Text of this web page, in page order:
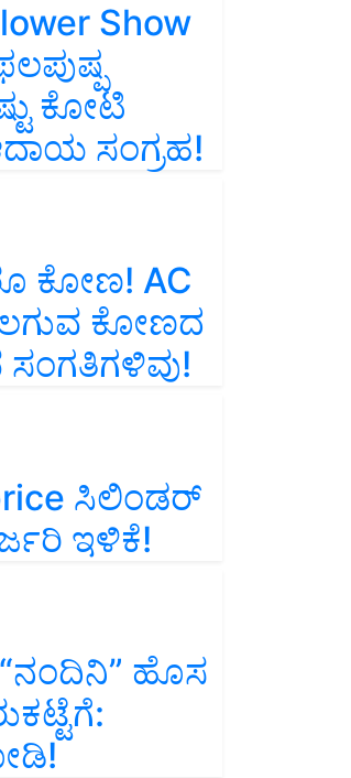
Show
ಕೋಟಿ
ಸಂಗ್ರಹ!
ಕೋಣ! AC
ಕೋಣದ
ಸಂಗತಿಗಳಿವು!
ಸಿಲಿಂಡರ್‌
ಇಳಿಕೆ!
ಹೊಸ